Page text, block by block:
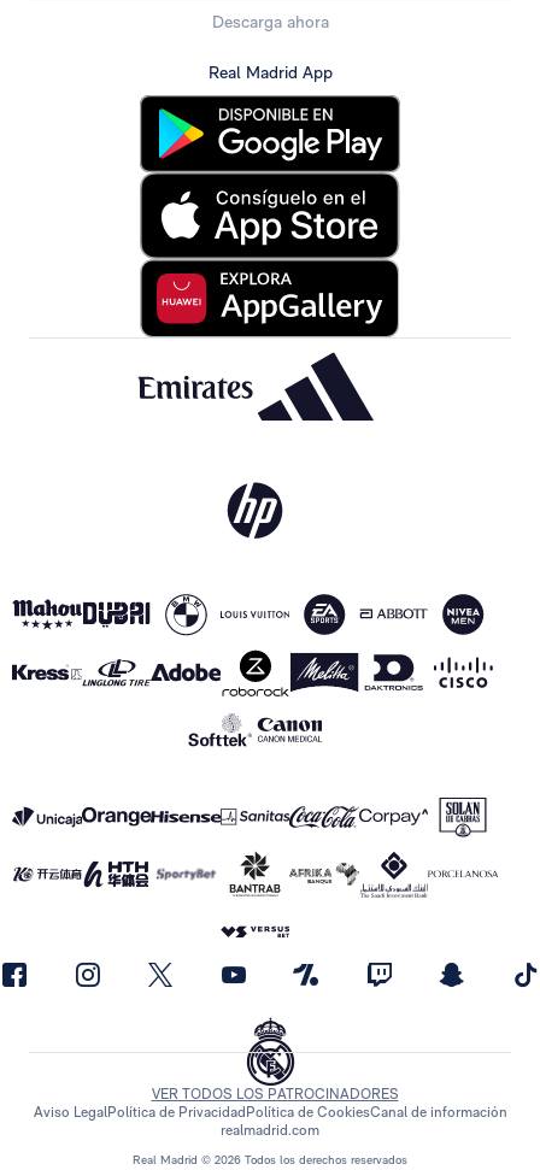
Descarga ahora
Real Madrid App
Real Madrid © 2026 Todos los derechos reservados
VER TODOS LOS PATROCINADORES
Aviso LegalPolítica de Privacidad Política de CookiesCanal de información
realmadrid.com